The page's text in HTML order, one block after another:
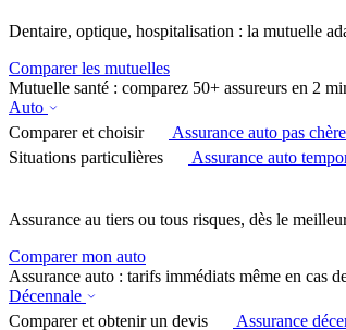
Dentaire, optique, hospitalisation : la mutuelle
Comparer les mutuelles
Mutuelle santé : comparez 50+ assureurs en 2
Auto
Comparer et choisir
Assurance auto pas chère
Situations particulières
Assurance auto
Assurance au tiers ou tous risques, dès le
Comparer mon auto
Assurance auto : tarifs immédiats même en cas
Décennale
Comparer et obtenir un devis
Assurance